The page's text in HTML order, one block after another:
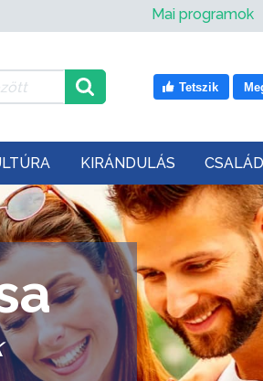
Mai programok
Tetszik
KIRÁNDULÁS CSALÁD